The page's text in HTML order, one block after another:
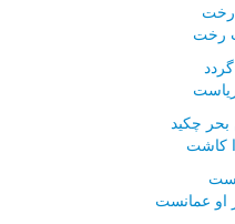
رخت
رخت
چکید
کاشت
عمانست